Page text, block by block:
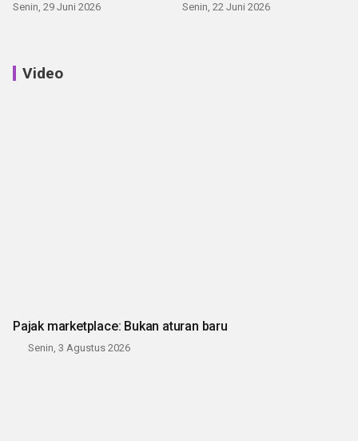
Senin, 29 Juni 2026 Senin, 22 Juni 2026
Video
Pajak marketplace: Bukan aturan baru
Senin, 3 Agustus 2026